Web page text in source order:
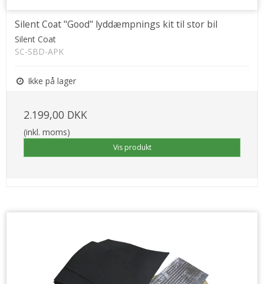
Silent Coat "Good" lyddæmpnings kit til stor bil
Silent Coat
SC-SBD-APK
Ikke på lager
2.199,00 DKK
(inkl. moms)
Vis produkt